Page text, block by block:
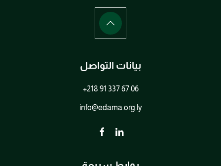
بيانات التواصل
+218 91 337 67 06
info@edama.org.ly